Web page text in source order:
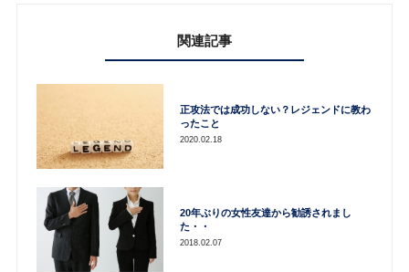
関連記事
正攻法では成功しない？レジェンドに教わ
ったこと
2020.02.18
20年ぶりの女性友達から勧誘されまし
た・・
2018.02.07